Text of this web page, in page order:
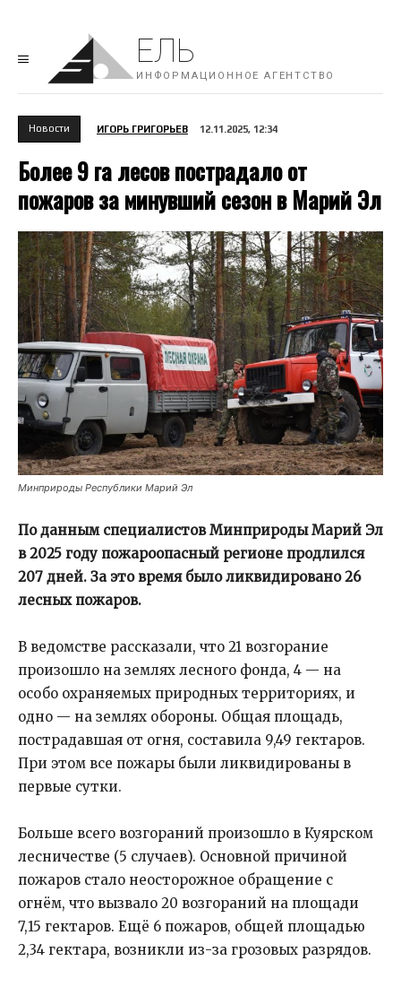
ЕЛЬ
ИНФОРМАЦИОННОЕ АГЕНТСТВО
Новости ИГОРЬ ГРИГОРЬЕВ 12.11.2025, 12:34
Более 9 га лесов пострадало от
пожаров за минувший сезон в Марий Эл
Минприроды Республики Марий Эл
По данным специалистов Минприроды Марий Эл
в 2025 году пожароопасный регионе продлился
207 дней. За это время было ликвидировано 26
лесных пожаров.
В ведомстве рассказали, что 21 возгорание
произошло на землях лесного фонда, 4 — на
особо охраняемых природных территориях, и
одно — на землях обороны. Общая площадь,
пострадавшая от огня, составила 9,49 гектаров.
При этом все пожары были ликвидированы в
первые сутки.
Больше всего возгораний произошло в Куярском
лесничестве (5 случаев). Основной причиной
пожаров стало неосторожное обращение с
огнём, что вызвало 20 возгораний на площади
7,15 гектаров. Ещё 6 пожаров, общей площадью
2,34 гектара, возникли из-за грозовых разрядов.